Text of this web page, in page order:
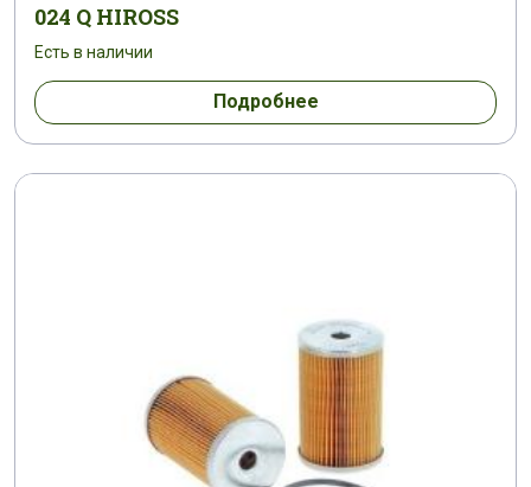
024 Q HIROSS
Есть в наличии
Подробнее